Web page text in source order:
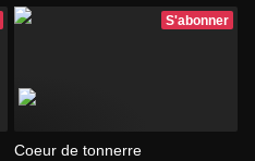
S'abonner
Coeur de tonnerre